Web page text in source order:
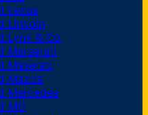
Lexus
Lincoln
Lynk & Co
Marserati
Maserati
Mazda
Mercedes
MG